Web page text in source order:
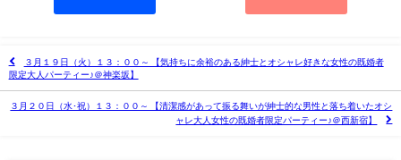
３月１９日（火）１３：００～ 【気持ちに余裕のある紳士とオシャレ好きな女性の既婚者
限定大人パーティー♪＠神楽坂】
３月２０日（水･祝）１３：００～ 【清潔感があって振る舞いが紳士的な男性と落ち着いたオシ
ャレ大人女性の既婚者限定パーティー♪＠西新宿】